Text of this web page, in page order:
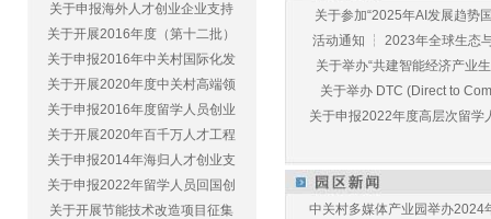
关于申报海外人才创业企业支持
关于开展2016年度（第十二批）
关于申报2016年中关村国际化发
关于开展2020年度中关村高端领
关于申报2016年度留学人员创业
关于开展2020年百千万人才工程
关于申报2014年海归人才创业支
关于申报2022年留学人员回国创
关于开展节能技术改造项目征集
关于参加“2025年AI发展趋势
活动通知 ┆ 2023年全球生态
关于举办“共建智能经济产业
关于举办 DTC (Direct to
关于申报2022年度高层次留学
中关村多媒体产业园举办2024